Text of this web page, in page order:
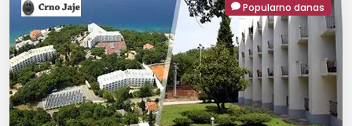
Popularno danas